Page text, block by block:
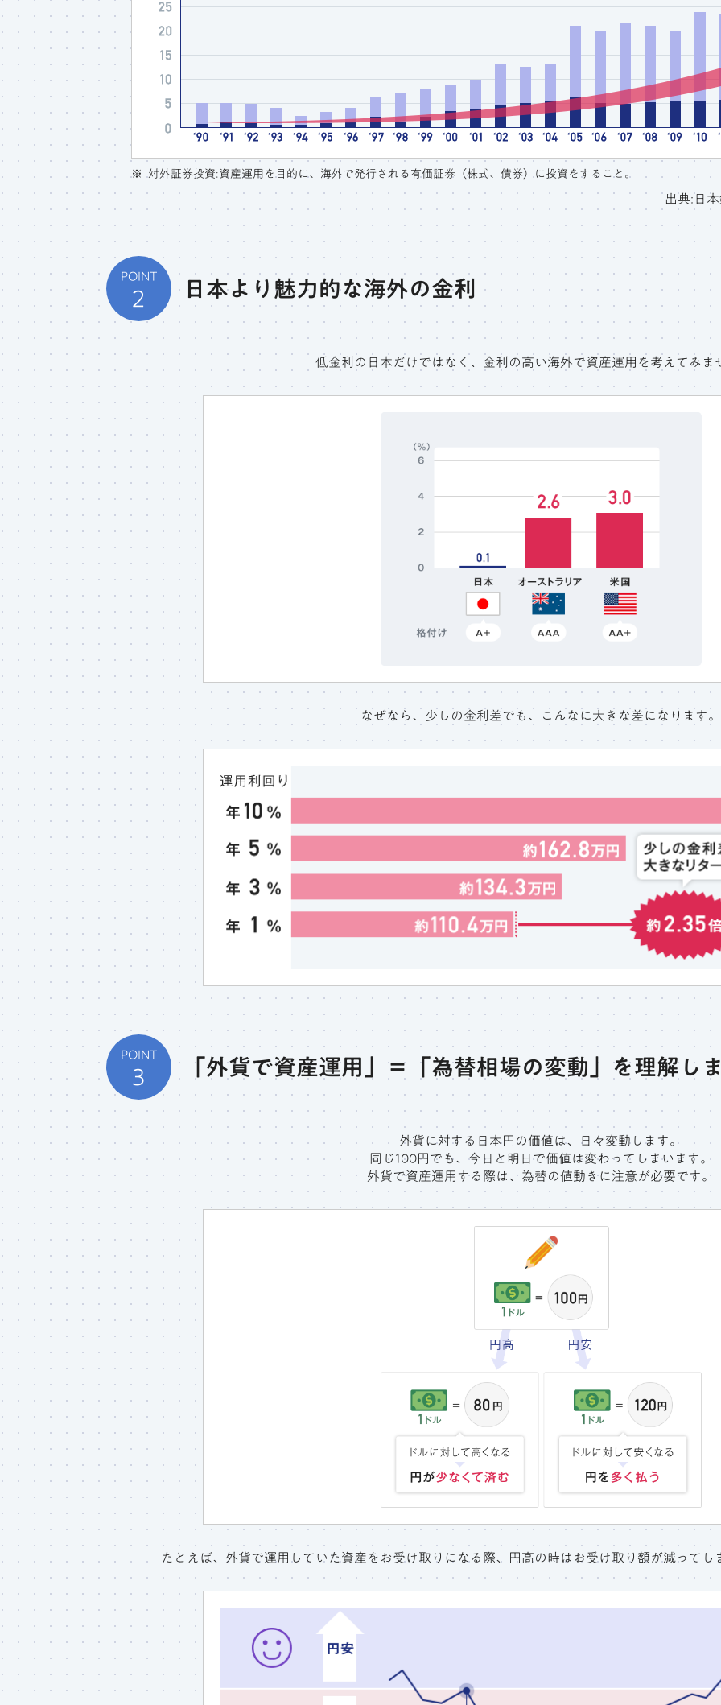
対外証券投資:資産運用を目的に、海外で発行される有価証券（株式、債券）に投資をすること。
出典:日
POINT
2 日本より魅力的な海外の金利
低金利の日本だけではなく、金利の高い海外で資産運用を考えてみま
なぜなら、少しの金利差でも、こんなに大きな差になります。
POINT
3 「外貨で資産運用」＝「為替相場の変動」を理解し
外貨に対する日本円の価値は、日々変動します。
同じ100円でも、今日と明日で価値は変わってしまいます。
外貨で資産運用する際は、為替の値動きに注意が必要です。
たとえば、外貨で運用していた資産をお受け取りになる際、円高の時はお受け取り額が減って